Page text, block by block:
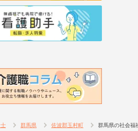
群馬県 佐波郡玉村町 群馬県の社会福